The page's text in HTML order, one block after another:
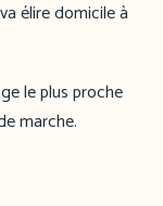
élire domicile à
le plus proche
marche.